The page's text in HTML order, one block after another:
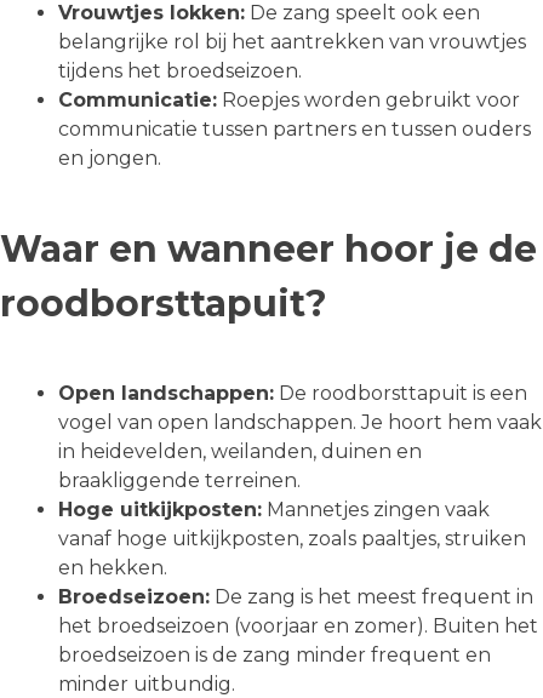
Vrouwtjes lokken: De zang speelt ook een
belangrijke rol bij het aantrekken van vrouwtjes
tijdens het broedseizoen.
Communicatie: Roepjes worden gebruikt voor
communicatie tussen partners en tussen ouders
en jongen.
Waar en wanneer hoor je de
roodborsttapuit?
Open landschappen: De roodborsttapuit is een
vogel van open landschappen. Je hoort hem vaak
in heidevelden, weilanden, duinen en
braakliggende terreinen.
Hoge uitkijkposten: Mannetjes zingen vaak
vanaf hoge uitkijkposten, zoals paaltjes, struiken
en hekken.
Broedseizoen: De zang is het meest frequent in
het broedseizoen (voorjaar en zomer). Buiten het
broedseizoen is de zang minder frequent en
minder uitbundig.